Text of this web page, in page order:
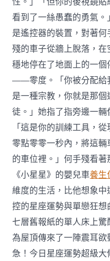
看到了一絲愚蠢的勇氣
是遙控器的裝置，對著
殘的車子從牆上脫落，
穩地停在了地面上的一
——零度。「你被分配給
是一種宗教，你就是那
徒。」她指了指旁邊一輛
「這是你的訓練工具，
零點零零一秒內，將這
的車位裡。」何手殘看
《小星星》的嬰兒車養生
維度的生活，比他想象
控的星座運勢與單戀狂
七層舊報紙的單人床上
為屋頂傳來了一陣震耳
急！今日星座運勢超級大